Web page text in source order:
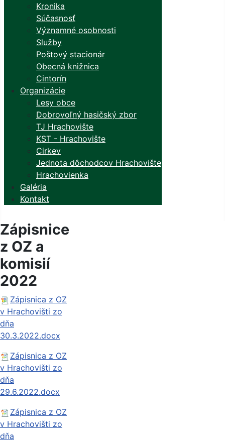
Kronika
Súčasnosť
Významné osobnosti
Služby
Poštový stacionár
Obecná knižnica
Cintorín
Organizácie
Lesy obce
Dobrovoľný hasičský zbor
TJ Hrachovište
KST - Hrachovište
Cirkev
Jednota dôchodcov Hrachovište
Hrachovienka
Galéria
Kontakt
Zápisnice
z OZ a
komisií
2022
Zápisnica z OZ
v Hrachovišti zo
dňa
30.3.2022.docx
Zápisnica z OZ
v Hrachovišti zo
dňa
29.6.2022.docx
Zápisnica z OZ
v Hrachovišti zo
dňa